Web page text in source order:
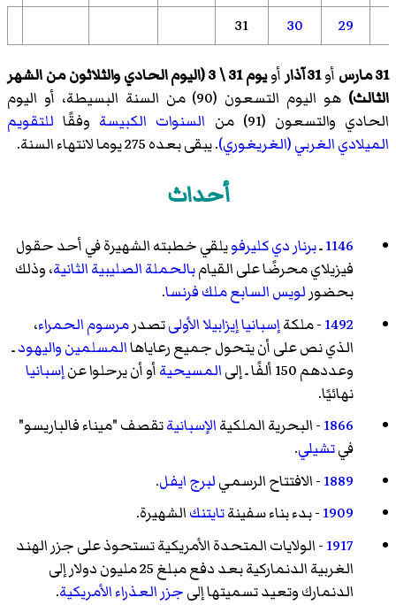
29
30
31
31 مارس أو31 آذار أو
يوم 31 \ 3 (اليوم الحادي والثلاثون من الشهر
الثالث)
هو اليوم التسعون (90) من السنة البسيطة، أو اليوم
الحادي والتسعون (91) من
السنوات الكبيسة وفقًا للتقويم
الميلادي الغربي (الغريغوري). يبقى بعده 275 يوما لانتهاء السنة.
أحداث
1146ـبرنار دي كليرفويلقي خطبته الشهيرة في أحد حقول
فيزيلاي محرضًا على القيامبالحملة الصليبية الثانية، وذلك
بحضور لويس السابع ملك فرنسا.
1492- ملكةإسبانياإيزابيلا الأولىتصدرمرسوم الحمراء،
الذي نص على أن يتحول جميع رعاياهاالمسلمينواليهودـ
وعددهم 150 ألفًا ـ إلى
المسيحيةأو أن يرحلوا عنإسبانيا
نهائيًا.
1866- البحرية الملكيةالإسبانيةتقصف "ميناء فالباريسو"
فيتشيلي.
1889- الافتتاح الرسميلبرج ايفل.
1909- بدء بناء سفينةتايتنكالشهيرة.
1917- الولايات المتحدة الأمريكية تستحوذ على جزر الهند
الغربية الدنماركية بعد دفع مبلغ 25 مليون دولار إلى
الدنمارك وتعيد تسميتها إلىجزر العذراء الأمريكية.